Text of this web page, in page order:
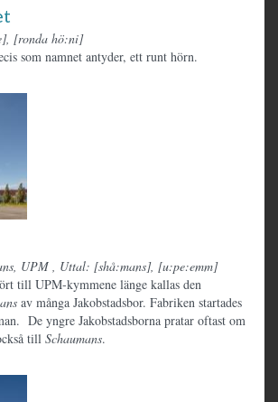
[ronda hö:ni]
som namnet antyder, ett runt hörn.
UPM , Uttal: [shå:mans], [u:pe:emm]
till UPM-kymmene länge kallas den
av många Jakobstadsbor. Fabriken startades
De yngre Jakobstadsborna pratar oftast om
till Schaumans.